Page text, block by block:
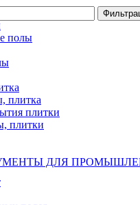
полы
плитка
плитки
плитки
ДЛЯ